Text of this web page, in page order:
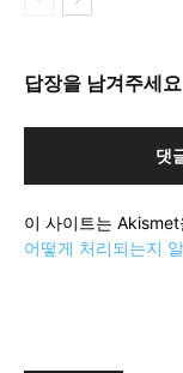
답장을 남겨주세요
댓
이 사이트는
어떻게 처리되는지